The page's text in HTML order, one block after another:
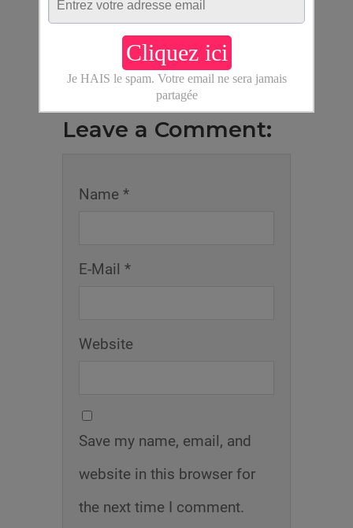
Leave a Comment:
Name *
E-Mail *
Website
Save my name, email, and
website in this browser for
the next time I comment.